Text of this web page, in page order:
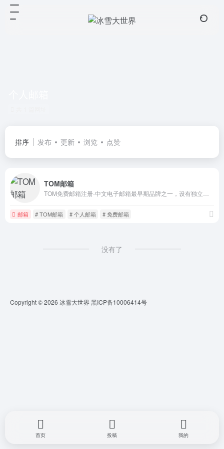
排序 发布 更新 浏览 点赞
TOM邮箱
邮箱 # TOM邮箱 # 个人邮箱 # 免费邮箱
没有了
Copyright © 2026 冰雪大世界黑ICP备10006414号
首页 投稿 我的